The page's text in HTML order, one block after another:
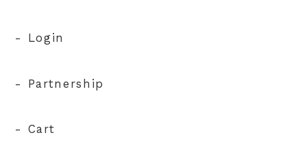
- Login
- Partnership
- Cart